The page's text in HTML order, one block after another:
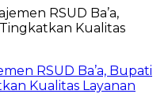
RSUD Ba’a, Bupati
Kualitas Layanan